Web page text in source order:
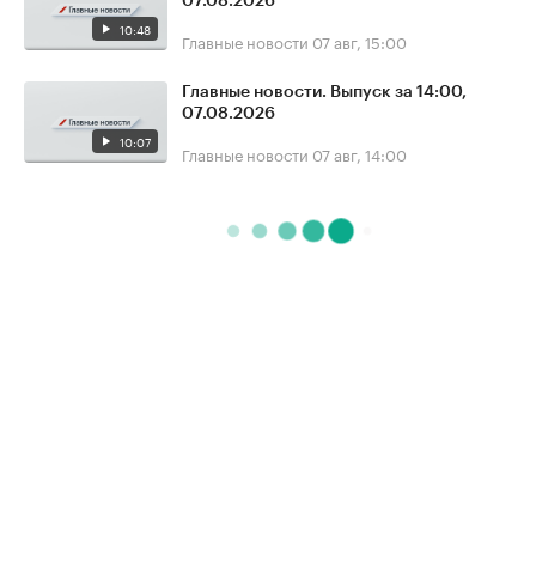
10:48 Главные новости 07 авг, 15:00
10:07
Главные новости. Выпуск за 14:00,
07.08.2026
Главные новости 07 авг, 14:00